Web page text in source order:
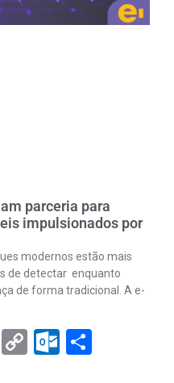
parceria para
impulsionados por
modernos estão mais
de detectar enquanto
de forma tradicional. A e-
WhatsApp
Copy